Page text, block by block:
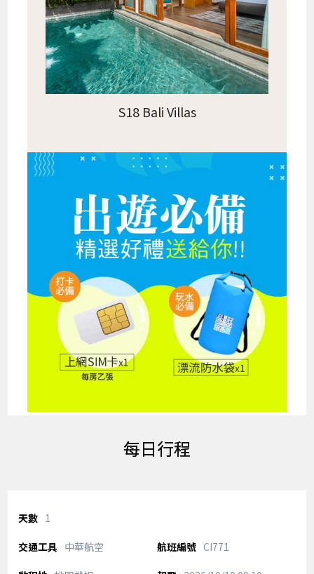
S18 Bali Villas
每日行程
1
中華航空 CI771